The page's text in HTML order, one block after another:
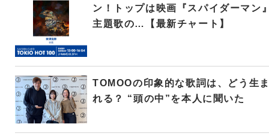
ン！トップは映画『スパイダーマン
主題歌の…【最新チャート】
TOMOOの印象的な歌詞は、どう生
れる？ “頭の中”を本人に聞いた